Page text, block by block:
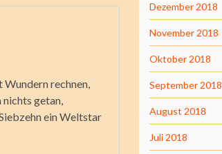
Wundern rechnen,
nichts getan,
ein Weltstar
Dezember 2018
November 2018
Oktober 2018
September 2018
August 2018
Juli 2018